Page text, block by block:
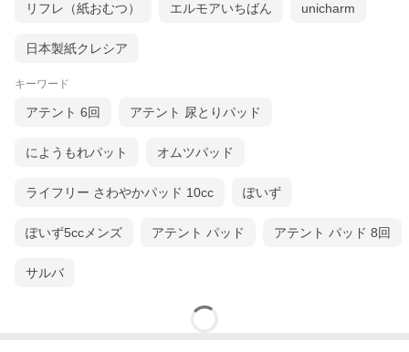
リフレ（紙おむつ） エルモアいちばん unicharm
日本製紙クレシア
キーワード
アテント 6回 アテント 尿とりパッド
にようもれパット オムツパッド
ライフリー さわやかパッド 10cc ぽいず
ぽいず5ccメンズ アテント パッド アテント パッド 8回
サルバ